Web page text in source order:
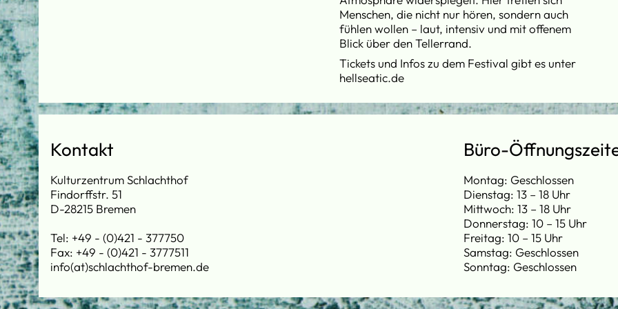
Menschen, die nicht nur hören, sondern auch
fühlen wollen – laut, intensiv und mit offenem
Blick über den Tellerrand.
Tickets und Infos zu dem Festival gibt es unter
hellseatic.de
Kontakt
Kulturzentrum Schlachthof
Findorffstr. 51
D-28215 Bremen
Tel: +49 - (0)421 - 377750
Fax: +49 - (0)421 - 3777511
info(at)schlachthof-bremen.de
Büro-
Montag: Geschlossen
Dienstag: 13 – 18 Uhr
Mittwoch: 13 – 18 Uhr
Donnerstag: 10 – 15 Uhr
Freitag: 10 – 15 Uhr
Samstag: Geschlossen
Sonntag: Geschlossen